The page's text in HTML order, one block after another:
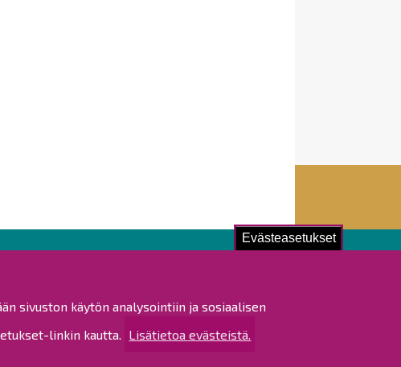
Evästeasetukset
sivuston käytön analysointiin ja sosiaalisen
linkin kautta.
Lisätietoa evästeistä.
Esityslistat ja pöytäkirjat
Viranhaltijapäätökset